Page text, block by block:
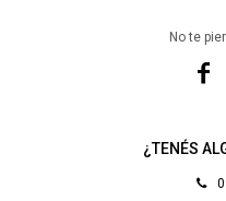
¿TENÉS
No te
